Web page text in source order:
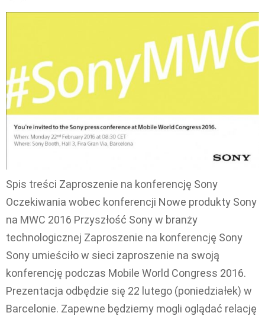
Spis treści Zaproszenie na konferencję Sony
Oczekiwania wobec konferencji Nowe produkty Sony
na MWC 2016 Przyszłość Sony w branży
technologicznej Zaproszenie na konferencję Sony
Sony umieściło w sieci zaproszenie na swoją
konferencję podczas Mobile World Congress 2016.
Prezentacja odbędzie się 22 lutego (poniedziałek) w
Barcelonie. Zapewne będziemy mogli oglądać relację